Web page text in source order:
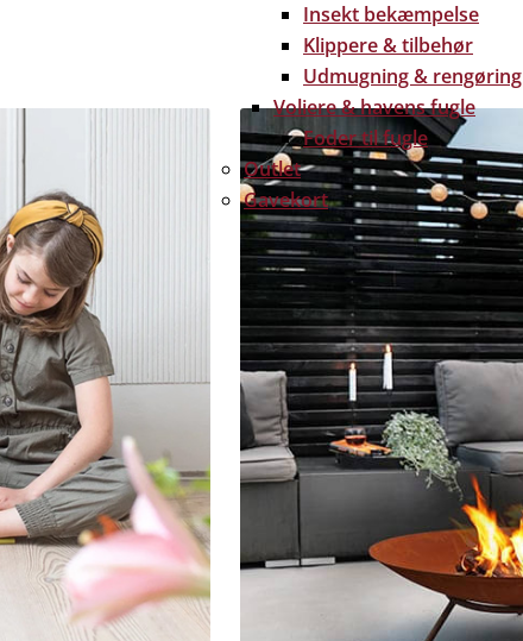
Insekt bekæmpelse
Klippere & tilbehør
Udmugning & rengøring
Voliere & havens fugle
Foder til fugle
Outlet
Gavekort